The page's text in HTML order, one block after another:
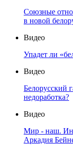
Союзные
в новой
Видео
Упадет ли
Видео
Белорусский
недоработка?
Видео
Мир - наш.
Аркадия